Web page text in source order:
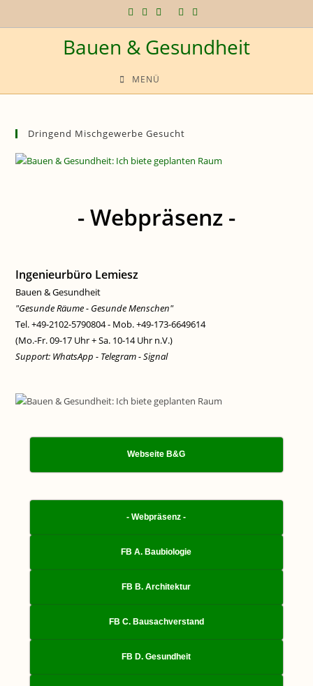
Inhalt
Bauen & Gesundheit
MENÜ
Dringend Mischgewerbe Gesucht
- Webpräsenz -
Ingenieurbüro Lemiesz
Bauen & Gesundheit
"Gesunde Räume - Gesunde Menschen"
Tel. +49-2102-5790804 - Mob. +49-173-6649614
(Mo.-Fr. 09-17 Uhr + Sa. 10-14 Uhr n.V.)
Support: WhatsApp - Telegram - Signal
Webseite B&G
- Webpräsenz -
FB A. Baubiologie
FB B. Architektur
FB C. Bausachverstand
FB D. Gesundheit